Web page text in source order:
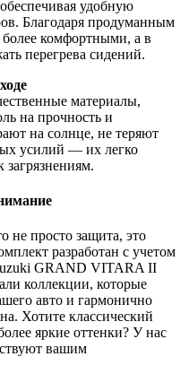
удобную
Благодаря продуманным
комфортными, а в
перегрева сидений.
материалы,
на прочность и
на солнце, не теряют
усилий — их легко
загрязнениям.
просто защита, это
разработан с учетом
GRAND VITARA II
коллекции, которые
авто и гармонично
Хотите классический
яркие оттенки? У нас
вашим